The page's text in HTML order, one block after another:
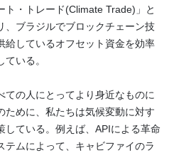
ト・トレード(Climate Trade) 」と
、ブラジルでブロックチェーン技
給しているオフセット資金を効率
いる。
の人にとってより身近なものに
ために、私たちは気候変動に対す
ている。例えば、 APIによる革命
テムによって、キャビファイのラ